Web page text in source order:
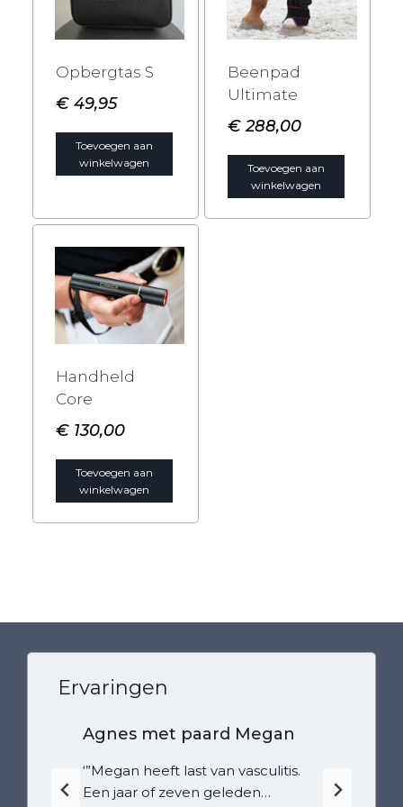
Opbergtas S
€49,95
Toevoegen aan
winkelwagen
Beenpad
Ultimate
€288,00
Toevoegen aan
winkelwagen
Handheld
Core
€130,00
Toevoegen aan
winkelwagen
Ervaringen
Agnes met paard Megan
‘”Megan heeft last van vasculitis.
Een jaar of zeven geleden…